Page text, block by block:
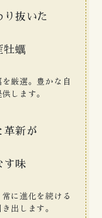
り抜いた
牡蠣
厳選。豊かな自
します。
革新が
す味
に進化を続ける
出します。